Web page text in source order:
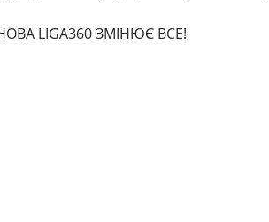
LIGA360 ЗМІНЮЄ ВСЕ!